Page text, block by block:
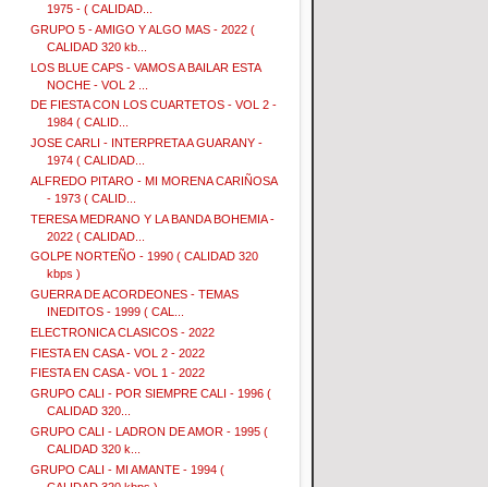
1975 - ( CALIDAD...
GRUPO 5 - AMIGO Y ALGO MAS - 2022 (
CALIDAD 320 kb...
LOS BLUE CAPS - VAMOS A BAILAR ESTA
NOCHE - VOL 2 ...
DE FIESTA CON LOS CUARTETOS - VOL 2 -
1984 ( CALID...
JOSE CARLI - INTERPRETA A GUARANY -
1974 ( CALIDAD...
ALFREDO PITARO - MI MORENA CARIÑOSA
- 1973 ( CALID...
TERESA MEDRANO Y LA BANDA BOHEMIA -
2022 ( CALIDAD...
GOLPE NORTEÑO - 1990 ( CALIDAD 320
kbps )
GUERRA DE ACORDEONES - TEMAS
INEDITOS - 1999 ( CAL...
ELECTRONICA CLASICOS - 2022
FIESTA EN CASA - VOL 2 - 2022
FIESTA EN CASA - VOL 1 - 2022
GRUPO CALI - POR SIEMPRE CALI - 1996 (
CALIDAD 320...
GRUPO CALI - LADRON DE AMOR - 1995 (
CALIDAD 320 k...
GRUPO CALI - MI AMANTE - 1994 (